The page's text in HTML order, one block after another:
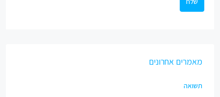
מאמרים אחרונים
תשואה